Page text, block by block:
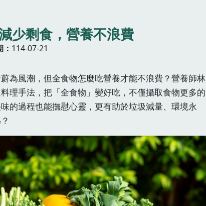
少剩食，營養不浪費
114-07-21
蔚為風潮，但全食物怎麼吃營養才能不浪費？營養師林
理手法，把「全食物」變好吃，不僅攝取食物更多的
的過程也能撫慰心靈，更有助於垃圾減量、環境永